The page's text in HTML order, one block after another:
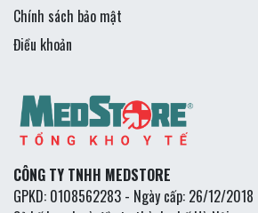
Chính sách bảo mật
Điều khoản
CÔNG TY TNHH MEDSTORE
GPKD: 0108562283 - Ngày cấp: 26/12/2018